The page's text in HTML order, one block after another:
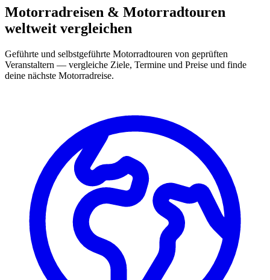
Motorradreisen & Motorradtouren
weltweit vergleichen
Geführte und selbstgeführte Motorradtouren von geprüften
Veranstaltern — vergleiche Ziele, Termine und Preise und finde
deine nächste Motorradreise.